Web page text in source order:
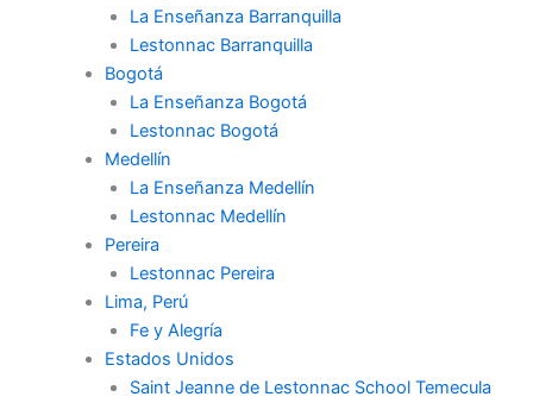
La Enseñanza Barranquilla
Lestonnac Barranquilla
Bogotá
La Enseñanza Bogotá
Lestonnac Bogotá
Medellín
La Enseñanza Medellín
Lestonnac Medellín
Pereira
Lestonnac Pereira
Lima, Perú
Fe y Alegría
Estados Unidos
Saint Jeanne de Lestonnac School Temecula